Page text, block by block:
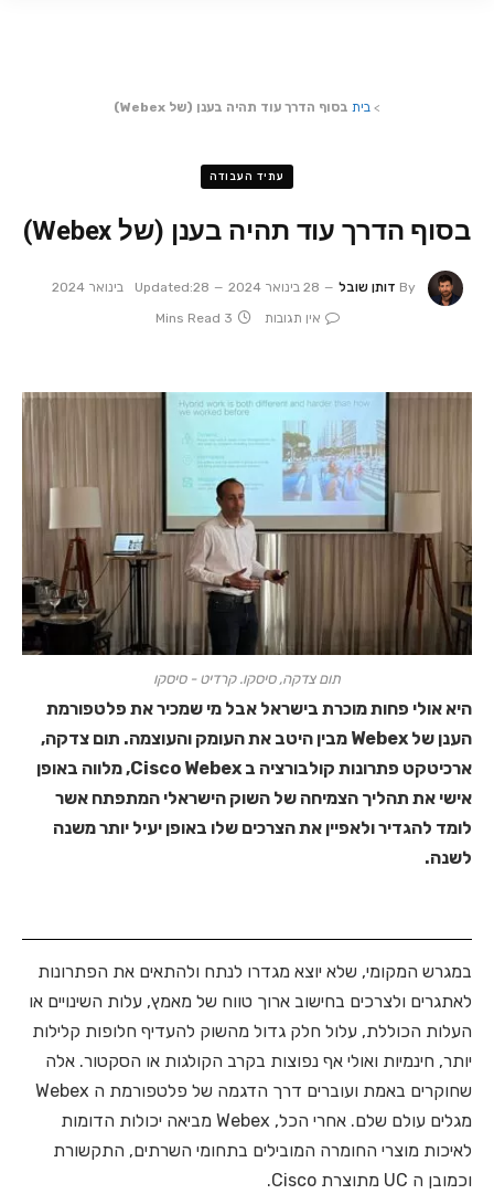
> בית בסוף הדרך עוד תהיה בענן (של Webex)
עתיד העבודה
בסוף הדרך עוד תהיה בענן (של Webex)
By דותן שובל 28 בינואר 2024 Updated:28 בינואר 2024
אין תגובות
3 Mins Read
תום צדקה, סיסקו. קרדיט - סיסקו
היא אולי פחות מוכרת בישראל אבל מי שמכיר את פלטפורמת
הענן של Webex מבין היטב את העומק והעוצמה. תום צדקה,
ארכיטקט פתרונות קולבורציה ב Cisco Webex, מלווה באופן
אישי את תהליך הצמיחה של השוק הישראלי המתפתח אשר
לומד להגדיר ולאפיין את הצרכים שלו באופן יעיל יותר משנה
לשנה.
במגרש המקומי, שלא יוצא מגדרו לנתח ולהתאים את הפתרונות
לאתגרים ולצרכים בחישוב ארוך טווח של מאמץ, עלות השינויים או
העלות הכוללת, עלול חלק גדול מהשוק להעדיף חלופות קלילות
יותר, חינמיות ואולי אף נפוצות בקרב הקולגות או הסקטור. אלה
שחוקרים באמת ועוברים דרך הדגמה של פלטפורמת ה Webex
מגלים עולם שלם. אחרי הכל, Webex מביאה יכולות הדומות
לאיכות מוצרי החומרה המובילים בתחומי השרתים, התקשורת
וכמובן ה UC מתוצרת Cisco.